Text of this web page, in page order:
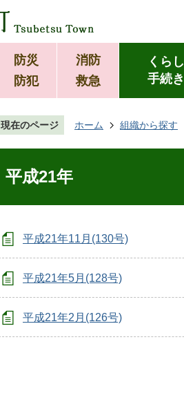
防災
防犯
消防
救急
くらし
手続き
現在のページ ホーム 組織から探す
平成21年
平成21年11月(130号)
平成21年5月(128号)
平成21年2月(126号)